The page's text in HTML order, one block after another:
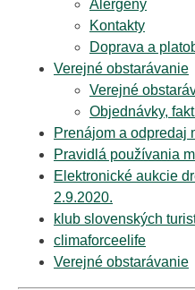
Alergény
Kontakty
Doprava a
Verejné obstarávanie
Verejné
Objednávky,
Prenájom a odpredaj
Pravidlá používania
Elektronické aukcie
2.9.2020.
klub slovenských
climaforceelife
Verejné obstarávanie